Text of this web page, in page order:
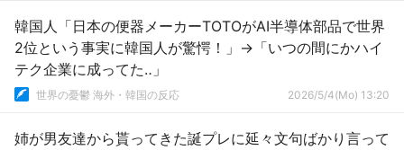
韓国人「日本の便器メーカーTOTOがAI半導体部品で世界
2位という事実に韓国人が驚愕！」→「いつの間にかハイ
テク企業に成ってた‥」
世界の憂鬱 海外・韓国の反応 2026/5/4(Mo) 13:20
姉が男友達から貰ってきた誕プレに延々文句ばかり言って